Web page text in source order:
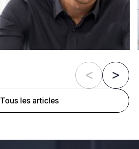
Tous les articles